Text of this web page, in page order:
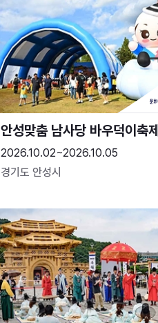
안성맞춤 남사당 바우덕이축제
2026.10.02~2026.10.05
경기도 안성시